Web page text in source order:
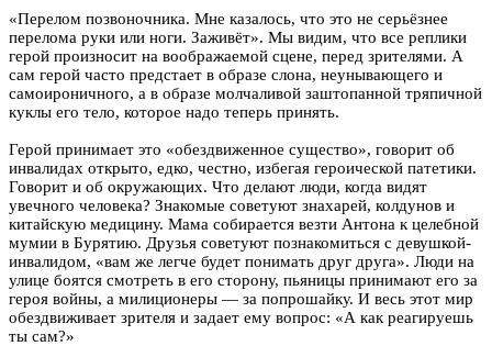
«Перелом позвоночника. Мне казалось, что это не серьёзнее
перелома руки или ноги. Заживёт». Мы видим, что все реплики
герой произносит на воображаемой сцене, перед зрителями. А
сам герой часто предстает в образе слона, неунывающего и
самоироничного, а в образе молчаливой заштопанной тряпичной
куклы его тело, которое надо теперь принять.
Герой принимает это «обездвиженное существо», говорит об
инвалидах открыто, едко, честно, избегая героической патетики.
Говорит и об окружающих. Что делают люди, когда видят
увечного человека? Знакомые советуют знахарей, колдунов и
китайскую медицину. Мама собирается везти Антона к целебной
мумии в Бурятию. Друзья советуют познакомиться с девушкой-
инвалидом, «вам же легче будет понимать друг друга». Люди на
улице боятся смотреть в его сторону, пьяницы принимают его за
героя войны, а милиционеры — за попрошайку. И весь этот мир
обездвиживает зрителя и задает ему вопрос: «А как реагируешь
ты сам?»